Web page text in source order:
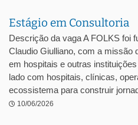
Estágio em Consultoria
Descrição da vaga A FOLKS foi
Claudio Giulliano, com a missão
em hospitais e outras
lado com hospitais, clínicas,
ecossistema para construir
10/06/2026